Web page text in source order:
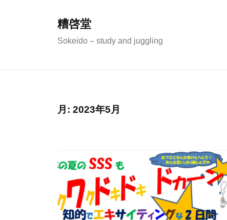
糟啓堂
Sokeido – study and juggling
月: 2023年5月